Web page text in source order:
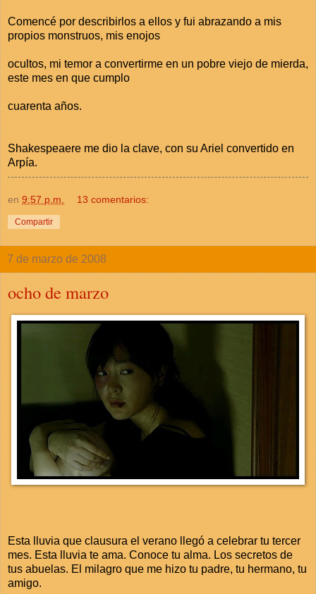
Comencé por describirlos a ellos y fui abrazando a mis
propios monstruos, mis enojos
ocultos, mi temor a convertirme en un pobre viejo de mierda,
este mes en que cumplo
cuarenta años.
Shakespeaere me dio la clave, con su Ariel convertido en
Arpía.
en 9:57 p.m. 13 comentarios:
Compartir
7 de marzo de 2008
ocho de marzo
Esta lluvia que clausura el verano llegó a celebrar tu tercer
mes. Esta lluvia te ama. Conoce tu alma. Los secretos de
tus abuelas. El milagro que me hizo tu padre, tu hermano, tu
amigo.